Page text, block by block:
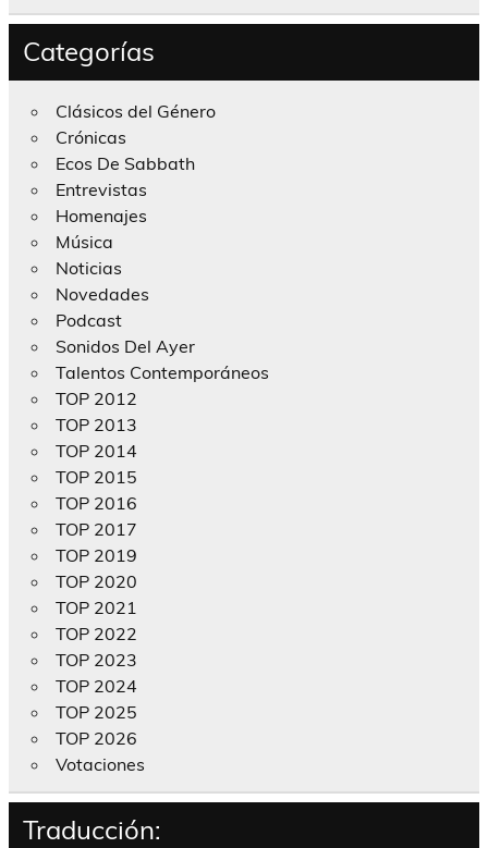
Categorías
Clásicos del Género
Crónicas
Ecos De Sabbath
Entrevistas
Homenajes
Música
Noticias
Novedades
Podcast
Sonidos Del Ayer
Talentos Contemporáneos
TOP 2012
TOP 2013
TOP 2014
TOP 2015
TOP 2016
TOP 2017
TOP 2019
TOP 2020
TOP 2021
TOP 2022
TOP 2023
TOP 2024
TOP 2025
TOP 2026
Votaciones
Traducción: